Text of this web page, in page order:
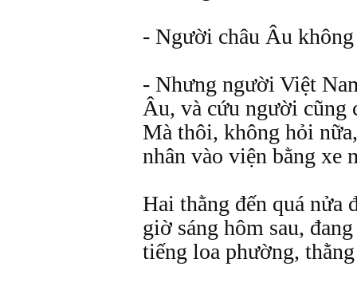
- Người châu Âu không
- Nhưng người Việt
Âu, và cứu người cũng
Mà thôi, không hỏi
nhân vào viện bằng xe
Hai thằng đến quá nửa
giờ sáng hôm sau,
tiếng loa phường,